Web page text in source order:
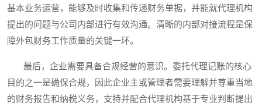
基本业务运营，能够及时收集和传递财务单据，并能就代理机构
提出的问题与公司内部进行有效沟通。清晰的内部对接流程是保
障外包财务工作质量的关键一环。
最后，企业需要具备合规经营的意识。委托代理记账的核心
目的之一是确保合规，因此企业主或管理者需要理解并尊重当地
的财务报告和纳税义务，支持并配合代理机构基于专业判断提出